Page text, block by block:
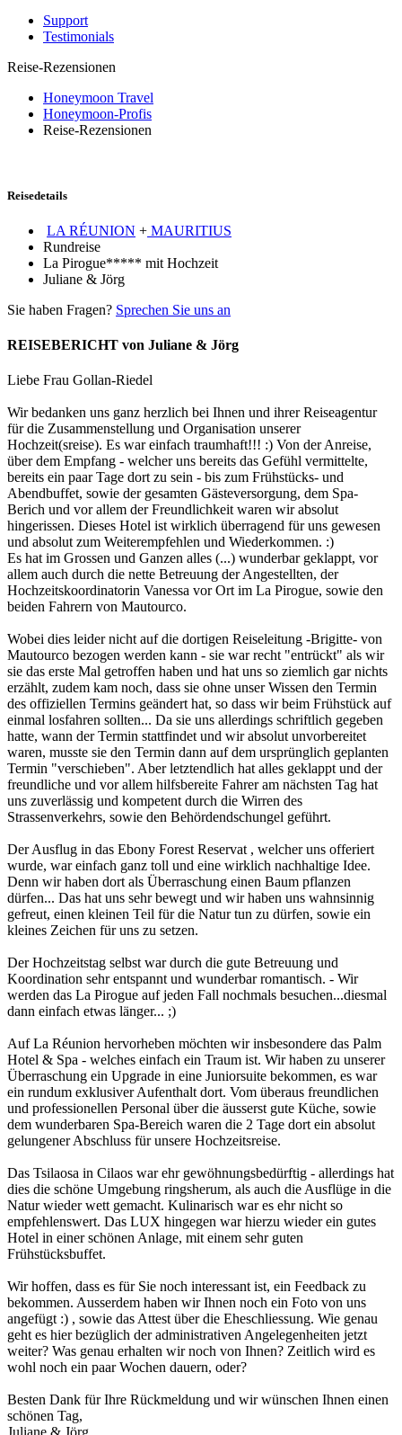
Support
Testimonials
Reise-Rezensionen
Honeymoon Travel
Honeymoon-Profis
Reise-Rezensionen
Reisedetails
LA RÉUNION + MAURITIUS
Rundreise
La Pirogue***** mit Hochzeit
Juliane & Jörg
Sie haben Fragen? Sprechen Sie uns an
REISEBERICHT von Juliane & Jörg
Liebe Frau Gollan-Riedel
Wir bedanken uns ganz herzlich bei Ihnen und ihrer Reiseagentur
für die Zusammenstellung und Organisation unserer
Hochzeit(sreise). Es war einfach traumhaft!!! :) Von der Anreise,
über dem Empfang - welcher uns bereits das Gefühl vermittelte,
bereits ein paar Tage dort zu sein - bis zum Frühstücks- und
Abendbuffet, sowie der gesamten Gästeversorgung, dem Spa-
Berich und vor allem der Freundlichkeit waren wir absolut
hingerissen. Dieses Hotel ist wirklich überragend für uns gewesen
und absolut zum Weiterempfehlen und Wiederkommen. :)
Es hat im Grossen und Ganzen alles (...) wunderbar geklappt, vor
allem auch durch die nette Betreuung der Angestellten, der
Hochzeitskoordinatorin Vanessa vor Ort im La Pirogue, sowie den
beiden Fahrern von Mautourco.
Wobei dies leider nicht auf die dortigen Reiseleitung -Brigitte- von
Mautourco bezogen werden kann - sie war recht "entrückt" als wir
sie das erste Mal getroffen haben und hat uns so ziemlich gar nichts
erzählt, zudem kam noch, dass sie ohne unser Wissen den Termin
des offiziellen Termins geändert hat, so dass wir beim Frühstück auf
einmal losfahren sollten... Da sie uns allerdings schriftlich gegeben
hatte, wann der Termin stattfindet und wir absolut unvorbereitet
waren, musste sie den Termin dann auf dem ursprünglich geplanten
Termin "verschieben". Aber letztendlich hat alles geklappt und der
freundliche und vor allem hilfsbereite Fahrer am nächsten Tag hat
uns zuverlässig und kompetent durch die Wirren des
Strassenverkehrs, sowie den Behördendschungel geführt.
Der Ausflug in das Ebony Forest Reservat , welcher uns offeriert
wurde, war einfach ganz toll und eine wirklich nachhaltige Idee.
Denn wir haben dort als Überraschung einen Baum pflanzen
dürfen... Das hat uns sehr bewegt und wir haben uns wahnsinnig
gefreut, einen kleinen Teil für die Natur tun zu dürfen, sowie ein
kleines Zeichen für uns zu setzen.
Der Hochzeitstag selbst war durch die gute Betreuung und
Koordination sehr entspannt und wunderbar romantisch. - Wir
werden das La Pirogue auf jeden Fall nochmals besuchen...diesmal
dann einfach etwas länger... ;)
Auf La Réunion hervorheben möchten wir insbesondere das Palm
Hotel & Spa - welches einfach ein Traum ist. Wir haben zu unserer
Überraschung ein Upgrade in eine Juniorsuite bekommen, es war
ein rundum exklusiver Aufenthalt dort. Vom überaus freundlichen
und professionellen Personal über die äusserst gute Küche, sowie
dem wunderbaren Spa-Bereich waren die 2 Tage dort ein absolut
gelungener Abschluss für unsere Hochzeitsreise.
Das Tsilaosa in Cilaos war ehr gewöhnungsbedürftig - allerdings hat
dies die schöne Umgebung ringsherum, als auch die Ausflüge in die
Natur wieder wett gemacht. Kulinarisch war es ehr nicht so
empfehlenswert. Das LUX hingegen war hierzu wieder ein gutes
Hotel in einer schönen Anlage, mit einem sehr guten
Frühstücksbuffet.
Wir hoffen, dass es für Sie noch interessant ist, ein Feedback zu
bekommen. Ausserdem haben wir Ihnen noch ein Foto von uns
angefügt :) , sowie das Attest über die Eheschliessung. Wie genau
geht es hier bezüglich der administrativen Angelegenheiten jetzt
weiter? Was genau erhalten wir noch von Ihnen? Zeitlich wird es
wohl noch ein paar Wochen dauern, oder?
Besten Dank für Ihre Rückmeldung und wir wünschen Ihnen einen
schönen Tag,